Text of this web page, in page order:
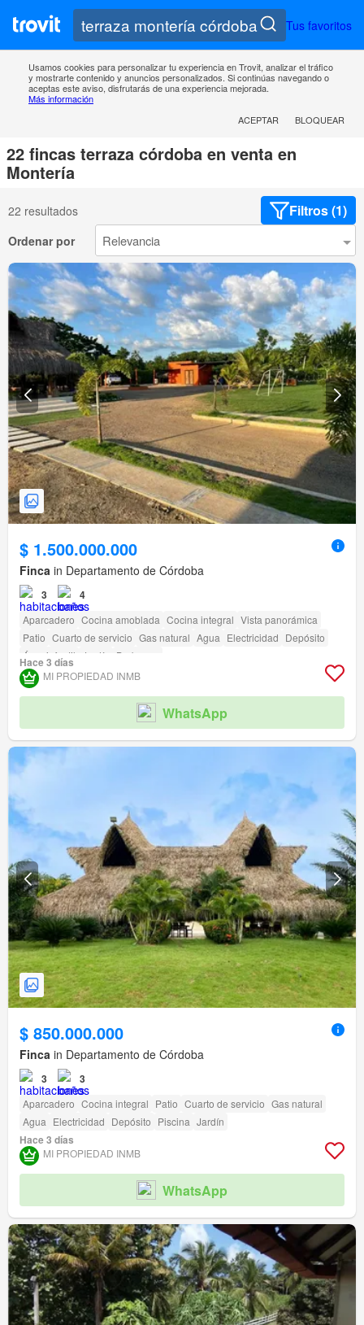
Tus favoritos
Usamos cookies para personalizar tu experiencia en Trovit, analizar el tráfico
y mostrarte contenido y anuncios personalizados. Si continúas navegando o
aceptas este aviso, disfrutarás de una experiencia mejorada.
Más información
ACEPTAR
BLOQUEAR
22 fincas terraza córdoba en venta en
Montería
22 resultados Filtros (1)
Ordenar por
$ 1.500.000.000
Finca in Departamento de Córdoba
3 4
Aparcadero Cocina amoblada Cocina integral Vista panorámica
Patio Cuarto de servicio Gas natural Agua Electricidad Depósito
Área infantil
Jardín
Barbecue
Acceso para personas con discapacidad
Hace 3 días
MI PROPIEDAD INMB
WhatsApp
$ 850.000.000
Finca in Departamento de Córdoba
3 3
Aparcadero Cocina integral Patio Cuarto de servicio Gas natural
Agua Electricidad Depósito Piscina Jardín
Hace 3 días
MI PROPIEDAD INMB
WhatsApp